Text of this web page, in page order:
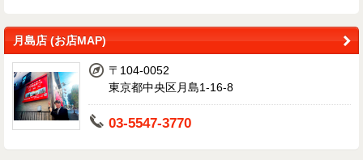
月島店 (お店MAP)
〒104-0052
東京都中央区月島1-16-8
03-5547-3770